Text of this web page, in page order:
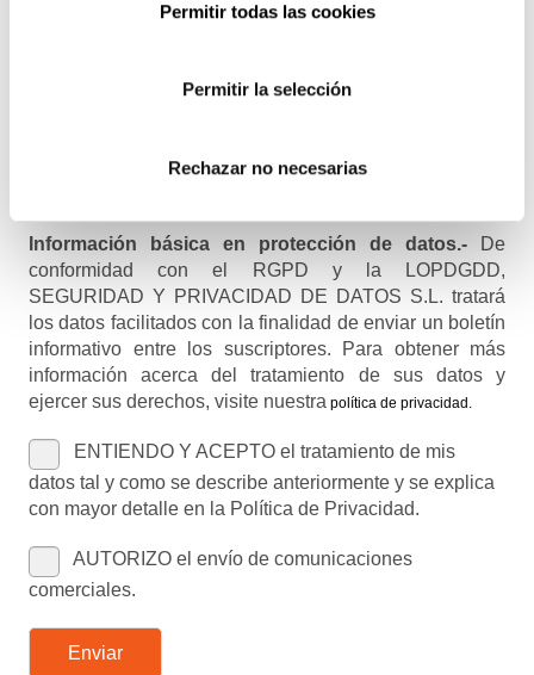
Permitir todas las cookies
Permitir la selección
Rechazar no necesarias
Recibirás un correo para confirmar la suscripción
Información básica en protección de datos.- De
conformidad con el RGPD y la LOPDGDD,
SEGURIDAD Y PRIVACIDAD DE DATOS S.L. tratará
los datos facilitados con la finalidad de enviar un boletín
informativo entre los suscriptores. Para obtener más
información acerca del tratamiento de sus datos y
ejercer sus derechos, visite nuestra política de privacidad .
ENTIENDO Y ACEPTO el tratamiento de mis
datos tal y como se describe anteriormente y se explica
con mayor detalle en la Política de Privacidad.
AUTORIZO el envío de comunicaciones
comerciales.
Enviar